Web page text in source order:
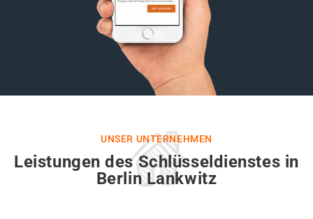
UNSER UNTERNEHMEN
Leistungen des Schlüsseldienstes in
Berlin Lankwitz